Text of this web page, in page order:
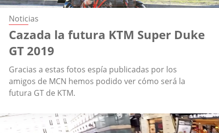
Noticias
Cazada la futura KTM Super Duke
GT 2019
Gracias a estas fotos espía publicadas por los
amigos de MCN hemos podido ver cómo será la
futura GT de KTM.